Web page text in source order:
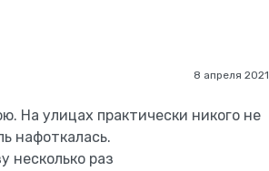
8 апреля 2021
На улицах практически никого не
нафоткалась.
несколько раз